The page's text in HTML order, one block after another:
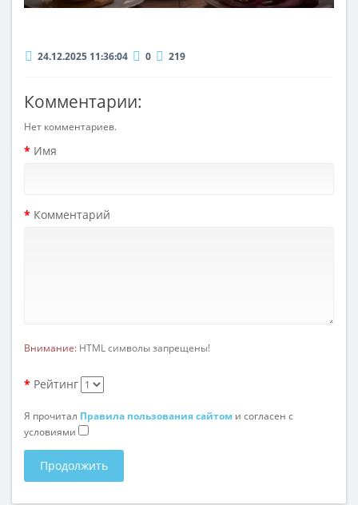
24.12.2025 11:36:04 0 219
Комментарии:
Нет комментариев.
Имя
Комментарий
Внимание: HTML символы запрещены!
Рейтинг
Я прочитал Правила пользования сайтом и согласен с
условиями
Продолжить